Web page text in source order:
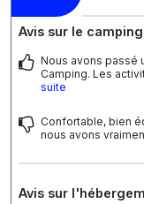
Avis sur le camping
Nous avons passé
Camping. Les
suite
Confortable, bien
nous avons
Avis sur